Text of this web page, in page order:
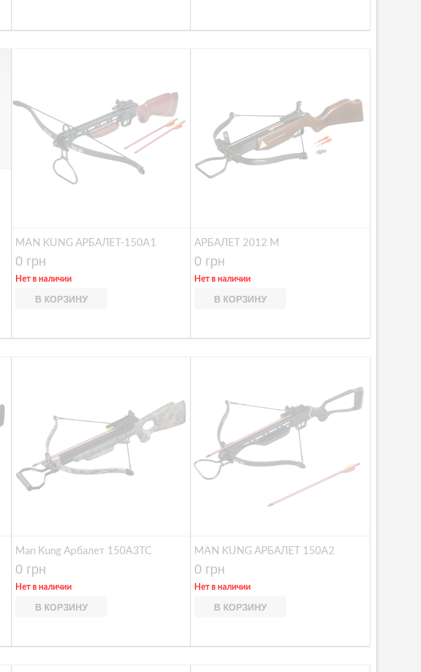
MAN KUNG АРБАЛЕТ-150A1
0 грн
Нет в наличии
В КОРЗИНУ
АРБАЛЕТ 2012 M
0 грн
Нет в наличии
В КОРЗИНУ
Man Kung Арбалет 150A3TC
0 грн
Нет в наличии
В КОРЗИНУ
MAN KUNG АРБАЛЕТ 150A2
0 грн
Нет в наличии
В КОРЗИНУ